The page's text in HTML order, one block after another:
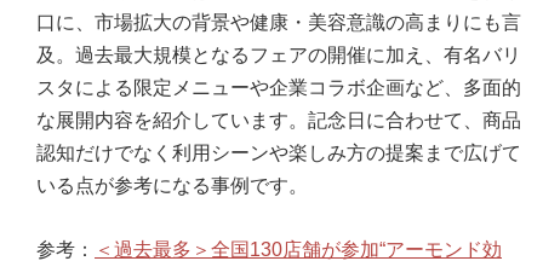
口に、市場拡大の背景や健康・美容意識の高まりにも言
及。過去最大規模となるフェアの開催に加え、有名バリ
スタによる限定メニューや企業コラボ企画など、多面的
な展開内容を紹介しています。記念日に合わせて、商品
認知だけでなく利用シーンや楽しみ方の提案まで広げて
いる点が参考になる事例です。
参考：
＜過去最多＞全国130店舗が参加“アーモンド効